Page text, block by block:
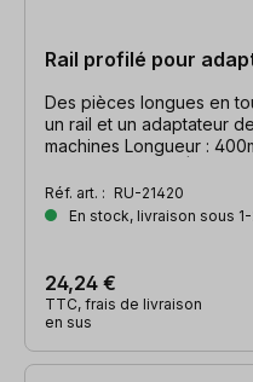
Rail profilé pour
Des pièces longues en
un rail et un adaptateur
machines Longueur : 400mm | Rainures pour attaches
Réf. art. : RU-21420
En stock, livraison sous
24,24 €
TTC, frais de livraison
en sus